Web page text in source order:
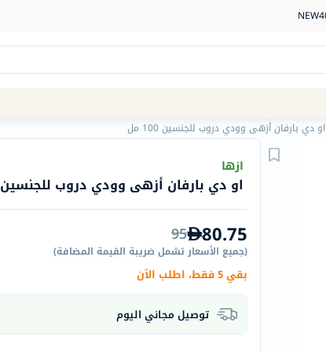
Navigation
الصيدلية
الماركات
Humantara
carroten
betadine
Roche
او دي بارفان أزهى وودي دروب للجنسين 100 مل
ازها
او دي بارفان أزهى وودي دروب للجنسين 100 مل
80.75
95
(جميع الأسعار تشمل ضريبة القيمة المضافة)
بقي 5 فقط، اطلب الآن
توصيل مجاني اليوم